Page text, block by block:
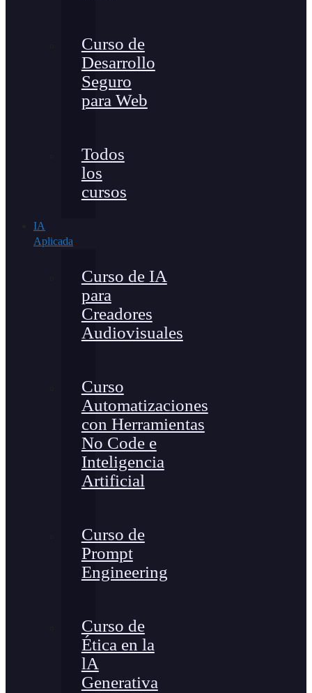
Curso de
Desarrollo
Seguro
para Web
Todos
los
cursos
IA
Aplicada
Curso de IA
para
Creadores
Audiovisuales
Curso
Automatizaciones
con Herramientas
No Code e
Inteligencia
Artificial
Curso de
Prompt
Engineering
Curso de
Ética en la
lA
Generativa